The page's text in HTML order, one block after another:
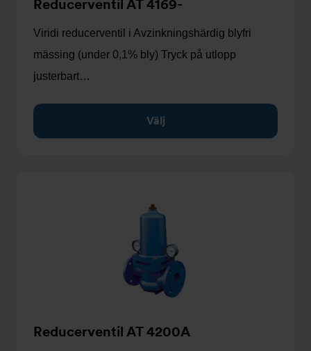
Reducerventil AT 4169-
Viridi reducerventil i Avzinkningshärdig blyfri
mässing (under 0,1% bly) Tryck på utlopp
justerbart…
Välj
Reducerventil AT 4200A